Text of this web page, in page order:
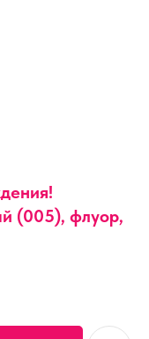
(005), флуор,